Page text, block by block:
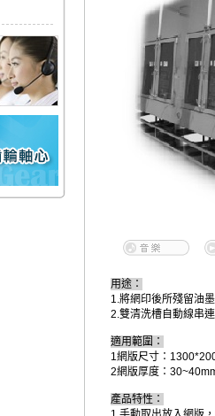
用途：
1.將網印後所殘留油
2.雙清洗槽自動線串
適用範圍：
1網版尺寸：
2網版厚度：
產品特性：